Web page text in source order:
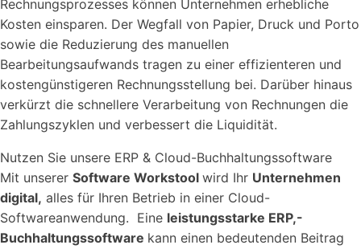
Rechnungsprozesses können Unternehmen erhebliche
Kosten einsparen. Der Wegfall von Papier, Druck und Porto
sowie die Reduzierung des manuellen
Bearbeitungsaufwands tragen zu einer effizienteren und
kostengünstigeren Rechnungsstellung bei. Darüber hinaus
verkürzt die schnellere Verarbeitung von Rechnungen die
Zahlungszyklen und verbessert die Liquidität.
Nutzen Sie unsere ERP & Cloud-Buchhaltungssoftware
Mit unserer Software Workstool wird Ihr Unternehmen
digital, alles für Ihren Betrieb in einer Cloud-
Softwareanwendung. Eine leistungsstarke ERP,-
Buchhaltungssoftware kann einen bedeutenden Beitrag